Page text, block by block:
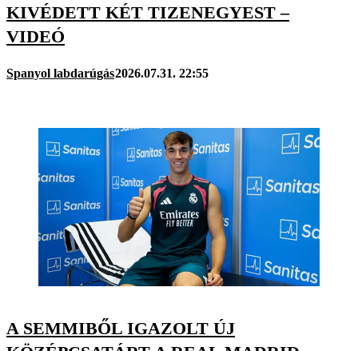
KIVÉDETT KÉT TIZENEGYEST –
VIDEÓ
Spanyol labdarúgás2026.07.31. 22:55
A SEMMIBŐL IGAZOLT ÚJ